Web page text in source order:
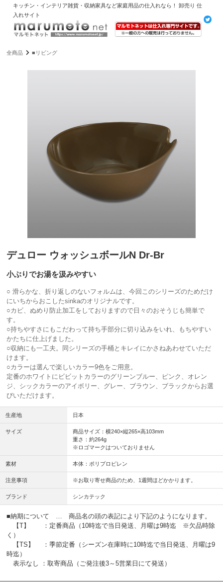
キッチン・インテリア雑貨・収納家具など家庭用品の仕入れなら！ 卸売り 仕
入れサイト
全商品 ■リビング
デュロー ウォッシュボールN Dr-Br
小ぶりでお湯を汲みやすい
○ 滑らかな、折り返しのないフォルムは、今回このシリーズのためだけ
にいちからおこしたsinkaのオリジナルです。
○カビ、ぬめり防止加工をしておりますので日々のおそうじも簡単で
す。
○持ちやすさにもこだわって持ち手部分に切り込みをいれ、もちやすい
かたちに仕上げました。
○収納にも一工夫。同シリーズの手桶とキレイにかさねあわせていただ
けます。
○カラーは選んで楽しいカラー9色をご用意。
定番のホワイトにビビットカラーのグリーンブルー、ピンク、オレン
ジ、シックカラーのアイボリー、グレー、ブラウン、ブラックからお選
びいただけます。
生産地 日本
サイズ
商品サイズ：横240×縦265×高103mm
重さ：約264g
※ロゴマークはついておりません
素材 本体：ポリプロピレン
注意事項 ※お取り寄せ商品のため、1週間ほどかかります。
ブランド シンカテック
■納期について … 商品名の頭の表記により下記のようになります。
【T】 ：定番商品（10時迄で当日発送、月曜は9時迄 ※欠品時除
く）
【TS】 ：季節定番（シーズン在庫時に10時迄で当日発送、月曜は9
時迄）
表示なし ：取寄商品（ご発注後3～5営業日にて発送）